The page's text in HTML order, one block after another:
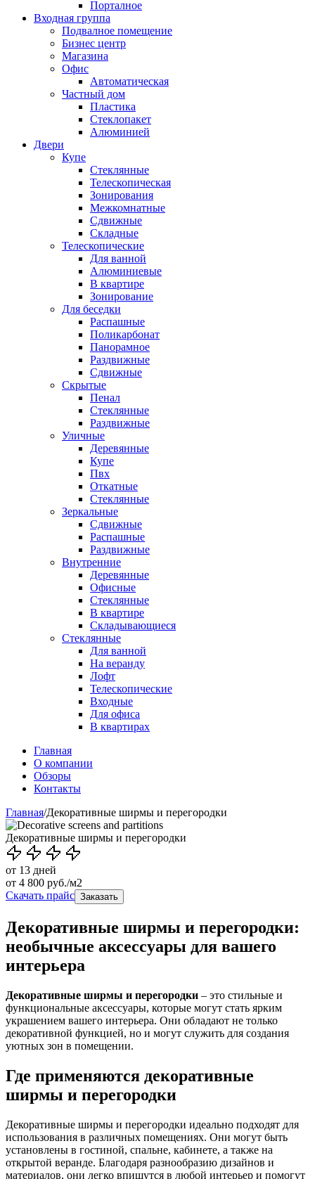
Порталное
Входная группа
Подвалное помещение
Бизнес центр
Магазина
Офис
Автоматическая
Частный дом
Пластика
Стеклопакет
Алюминией
Двери
Купе
Стеклянные
Телескопическая
Зонирования
Межкомнатные
Сдвижные
Складные
Телескопические
Для ванной
Алюминиевые
В квартире
Зонирование
Для беседки
Распашные
Поликарбонат
Панорамное
Раздвижные
Сдвижные
Скрытые
Пенал
Стеклянные
Раздвижные
Уличные
Деревянные
Купе
Пвх
Откатные
Стеклянные
Зеркальные
Сдвижные
Распашные
Раздвижные
Внутренние
Деревянные
Офисные
Стеклянные
В квартире
Складывающиеся
Стеклянные
Для ванной
На веранду
Лофт
Телескопические
Входные
Для офиса
В квартирах
Главная
О компании
Обзоры
Контакты
Главная/Декоративные ширмы и перегородки
Декоративные ширмы и перегородки
от 13 дней
от 4 800 руб./м2
Скачать прайс Заказать
Декоративные ширмы и перегородки:
необычные аксессуары для вашего
интерьера
Декоративные ширмы и перегородки – это стильные и
функциональные аксессуары, которые могут стать ярким
украшением вашего интерьера. Они обладают не только
декоративной функцией, но и могут служить для создания
уютных зон в помещении.
Где применяются декоративные
ширмы и перегородки
Декоративные ширмы и перегородки идеально подходят для
использования в различных помещениях. Они могут быть
установлены в гостиной, спальне, кабинете, а также на
открытой веранде. Благодаря разнообразию дизайнов и
материалов, они легко впишутся в любой интерьер и помогут